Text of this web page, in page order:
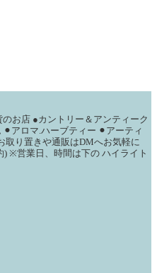
のお店 ●カントリー＆アンティーク
⚫︎アロマ.ハーブティー ⚫︎アーティ
取り置きや通販はDMへお気軽に
) ※営業日、時間は下の ハイライト